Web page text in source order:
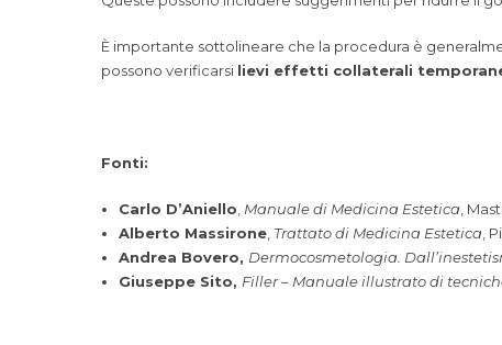
È importante sottolineare che la procedura è
possono verificarsi lievi effetti collaterali
Fonti:
Carlo D’Aniello, Manuale di Medicina Estetica,
Alberto Massirone, Trattato di Medicina Estetica,
Andrea Bovero, Dermocosmetologia.
Giuseppe Sito, Filler – Manuale illustrato di